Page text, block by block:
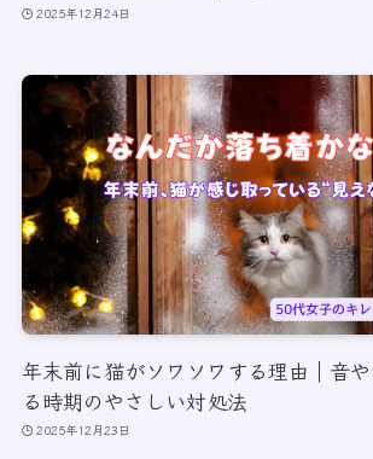
2025年12月24日
年末前に猫がソワソワする理由｜音
る時期のやさしい対処法
2025年12月23日